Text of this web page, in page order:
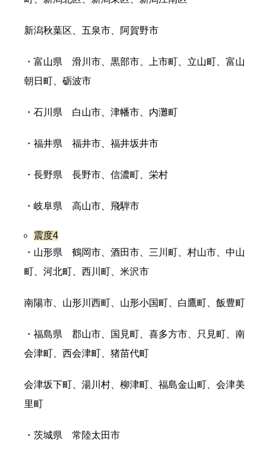
新潟秋葉区、五泉市、阿賀野市
・富山県 滑川市、黒部市、上市町、立山町、富山
朝日町、砺波市
・石川県 白山市、津幡市、内灘町
・福井県 福井市、福井坂井市
・長野県 長野市、信濃町、栄村
・岐阜県 高山市、飛騨市
震度4
・山形県 鶴岡市、酒田市、三川町、村山市、中山
町、河北町、西川町、米沢市
南陽市、山形川西町、山形小国町、白鷹町、飯豊町
・福島県 郡山市、国見町、喜多方市、只見町、南
会津町、西会津町、猪苗代町
会津坂下町、湯川村、柳津町、福島金山町、会津美
里町
・茨城県 常陸太田市